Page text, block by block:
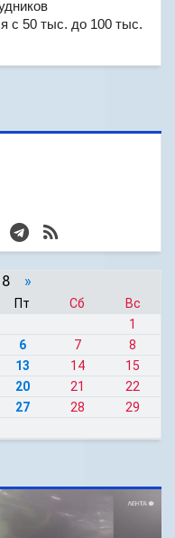
с 50 тыс. до 100 тыс.
»
Пт Сб
Вс
1
6 7
8
13 14
15
20 21
22
27 28
29